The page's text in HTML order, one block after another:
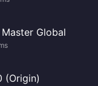
Master Global
(Origin)